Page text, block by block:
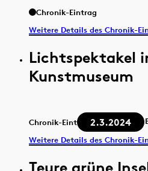
Chronik-Eintrag
Weitere Details des Chronik-
Lichtspektakel
Kunstmuseum
Chronik-Eintrag 2.3.2024
Weitere Details des Chronik-
Teure grüne